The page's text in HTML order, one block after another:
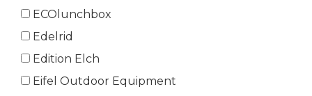
ECOlunchbox
Edelrid
Edition Elch
Eifel Outdoor Equipment